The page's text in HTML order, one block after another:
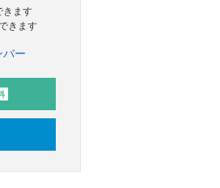
きます
きます
ー